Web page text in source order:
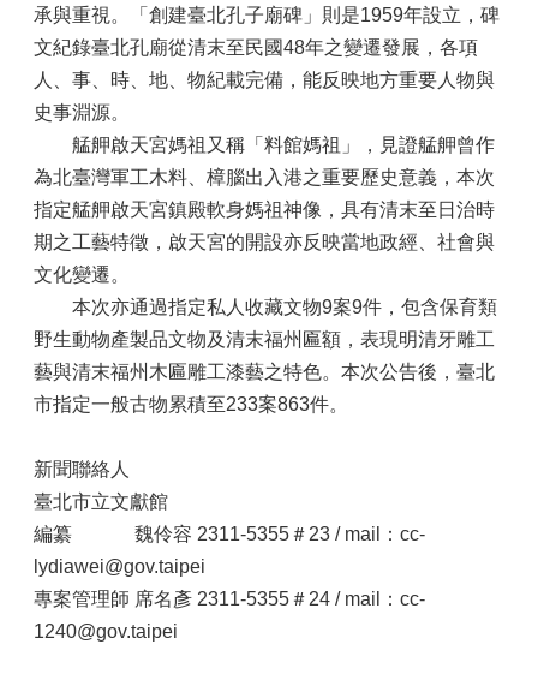
承與重視。「創建臺北孔子廟碑」則是1959年設立，碑
文紀錄臺北孔廟從清末至民國48年之變遷發展，各項
人、事、時、地、物紀載完備，能反映地方重要人物與
史事淵源。
艋舺啟天宮媽祖又稱「料館媽祖」，見證艋舺曾作
為北臺灣軍工木料、樟腦出入港之重要歷史意義，本次
指定艋舺啟天宮鎮殿軟身媽祖神像，具有清末至日治時
期之工藝特徵，啟天宮的開設亦反映當地政經、社會與
文化變遷。
本次亦通過指定私人收藏文物9案9件，包含保育類
野生動物產製品文物及清末福州匾額，表現明清牙雕工
藝與清末福州木匾雕工漆藝之特色。本次公告後，臺北
市指定一般古物累積至233案863件。
新聞聯絡人
臺北市立文獻館
編纂 魏伶容 2311-5355＃23 / mail：cc-
lydiawei@gov.taipei
專案管理師 席名彥 2311-5355＃24 / mail：cc-
1240@gov.taipei